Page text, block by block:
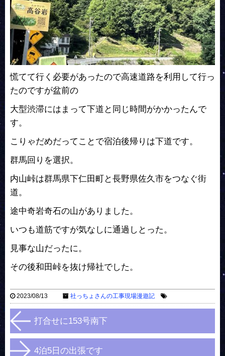
慌てて行く必要があったので高速道路を利用して行っ
たのですが盆前の
大型渋滞にはまって下道と同じ時間がかかったんで
す。
こりゃだめだってことで宿泊後帰りは下道です。
群馬回りを選択。
内山峠は群馬県下仁田町と長野県佐久市をつなぐ街
道。
途中奇岩奇石の山がありました。
いつも道筋ですが気なしに通過しとった。
見事な山だったに。
その後和田峠を抜け帰社でした。
2023/08/13 社っちょさんの工事現場漫遊記
打合せに153号南下
4泊5日の出張です